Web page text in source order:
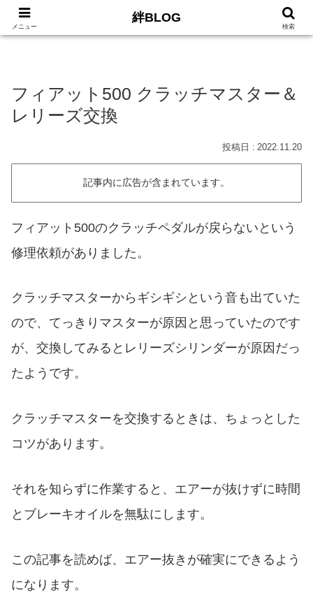
HOME サイトマ
フィアット500 クラッチマスター＆
レリーズ交換
2022.11.20
記事内に広告が含まれています。
フィアット500のクラッチペダルが戻らないという
修理依頼がありました。
クラッチマスターからギシギシという音も出ていた
ので、てっきりマスターが原因と思っていたのです
が、交換してみるとレリーズシリンダーが原因だっ
たようです。
クラッチマスターを交換するときは、ちょっとした
コツがあります。
それを知らずに作業すると、エアーが抜けずに時間
とブレーキオイルを無駄にします。
この記事を読めば、エアー抜きが確実にできるよう
になります。
メニュー
絆BLOG
検索